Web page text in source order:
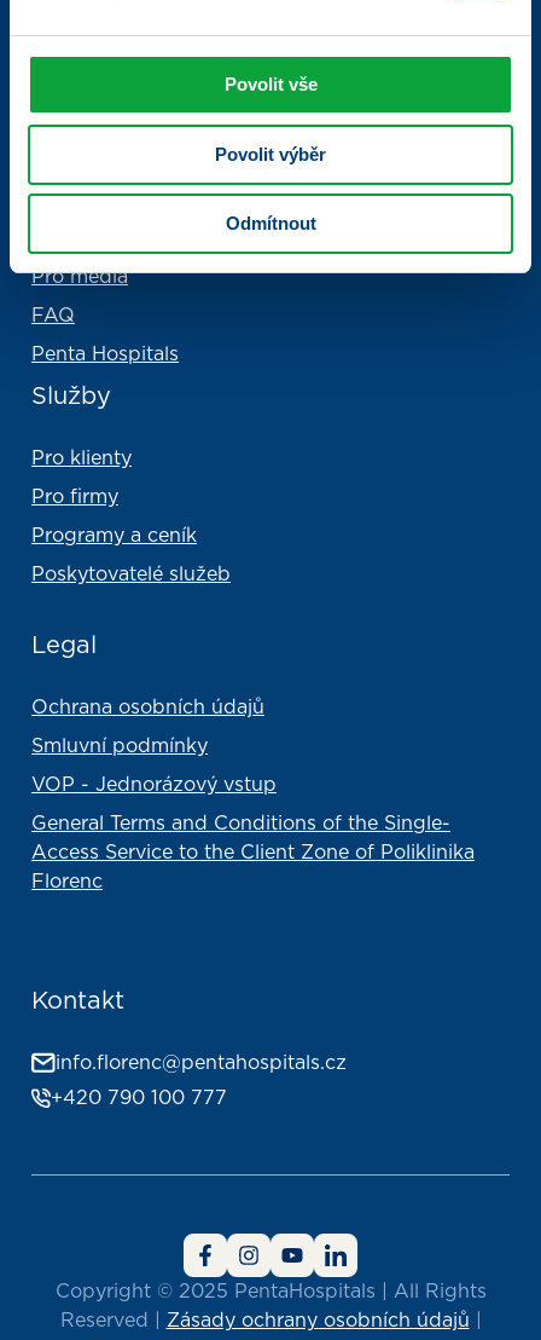
Povolit vše
Povolit výběr
Odmítnout
O nás
Pro média
FAQ
Penta Hospitals
Služby
Pro klienty
Pro firmy
Programy a ceník
Poskytovatelé služeb
Legal
Ochrana osobních údajů
Smluvní podmínky
VOP - Jednorázový vstup
General Terms and Conditions of the Single-
Access Service to the Client Zone of Poliklinika
Florenc
Kontakt
info.florenc@pentahospitals.cz
+420 790 100 777
Copyright © 2025 PentaHospitals | All Rights
Reserved | Zásady ochrany osobních údajů